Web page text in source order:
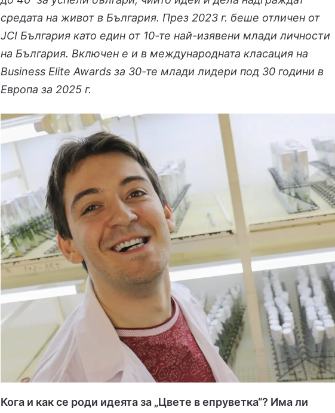
средата на живот в България. През 2023 г. бешe отличен от
JCI България като един от 10-те най-изявени млади личности
на България. Включен е и в международната класация на
Business Elite Awards за 30-те млади лидери под 30 години в
Европа за 2025 г.
Кога и как се роди идеята за „Цвете в епруветка“? Има ли